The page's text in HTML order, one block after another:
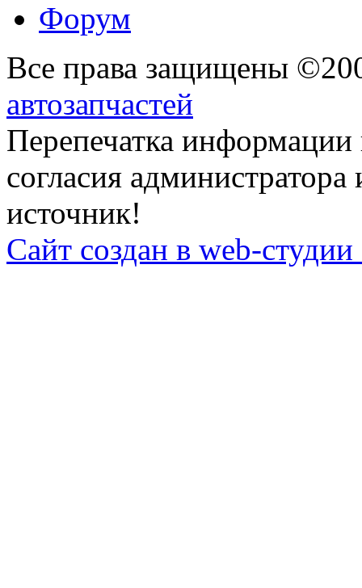
Форум
Все права защищены
автозапчастей
Перепечатка
согласия
источник!
Сайт создан в web-